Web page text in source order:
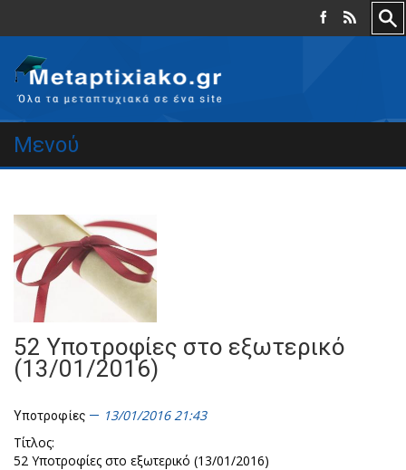
Μενού
52 Υποτροφίες στο εξωτερικό
(13/01/2016)
Υποτροφίες
13/01/2016 21:43
Τίτλος:
52 Υποτροφίες στο εξωτερικό (13/01/2016)